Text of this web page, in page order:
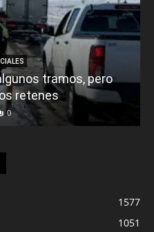
tramos, pero
retenes
0
1577
1051